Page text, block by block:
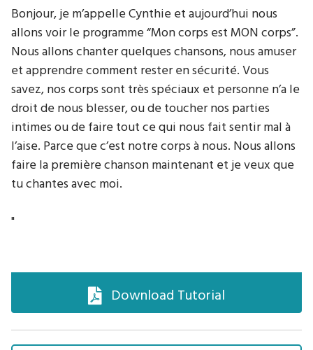
Download Tutorial
Bonjour, je m’appelle Cynthie et aujourd’hui nous
allons voir le programme “Mon corps est MON corps”.
Nous allons chanter quelques chansons, nous amuser
et apprendre comment rester en sécurité. Vous
savez, nos corps sont très spéciaux et personne n’a le
droit de nous blesser, ou de toucher nos parties
intimes ou de faire tout ce qui nous fait sentir mal à
l’aise. Parce que c’est notre corps à nous. Nous allons
faire la première chanson maintenant et je veux que
tu chantes avec moi.
"